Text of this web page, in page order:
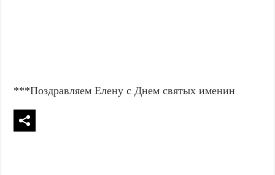
***Поздравляем Елену с Днем святых именин